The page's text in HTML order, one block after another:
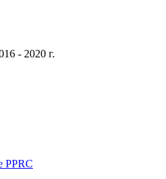
- 2020 г.
PPRC